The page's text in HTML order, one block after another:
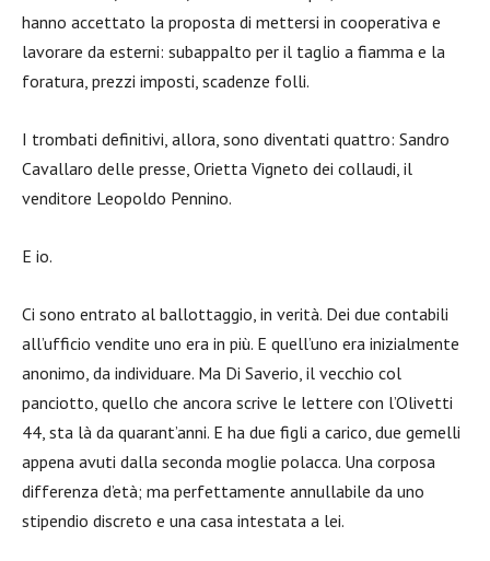
hanno accettato la proposta di mettersi in cooperativa e
lavorare da esterni: subappalto per il taglio a fiamma e la
foratura, prezzi imposti, scadenze folli.
I trombati definitivi, allora, sono diventati quattro: Sandro
Cavallaro delle presse, Orietta Vigneto dei collaudi, il
venditore Leopoldo Pennino.
E io.
Ci sono entrato al ballottaggio, in verità. Dei due contabili
all’ufficio vendite uno era in più. E quell’uno era inizialmente
anonimo, da individuare. Ma Di Saverio, il vecchio col
panciotto, quello che ancora scrive le lettere con l’Olivetti
44, sta là da quarant’anni. E ha due figli a carico, due gemelli
appena avuti dalla seconda moglie polacca. Una corposa
differenza d’età; ma perfettamente annullabile da uno
stipendio discreto e una casa intestata a lei.